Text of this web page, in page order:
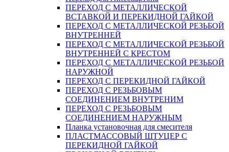
ПЕРЕХОД С МЕТАЛЛИЧЕСКОЙ
ВСТАВКОЙ И ПЕРЕКИДНОЙ ГАЙКОЙ
ПЕРЕХОД С МЕТАЛЛИЧЕСКОЙ РЕЗЬБОЙ
ВНУТРЕННЕЙ
ПЕРЕХОД С МЕТАЛЛИЧЕСКОЙ РЕЗЬБОЙ
ВНУТРЕННЕЙ С КРЕСТОМ
ПЕРЕХОД С МЕТАЛЛИЧЕСКОЙ РЕЗЬБОЙ
НАРУЖНОЙ
ПЕРЕХОД С ПЕРЕКИДНОЙ ГАЙКОЙ
ПЕРЕХОД С РЕЗЬБОВЫМ
СОЕДИНЕНИЕМ ВНУТРЕНИМ
ПЕРЕХОД С РЕЗЬБОВЫМ
СОЕДИНЕНИЕМ НАРУЖНЫМ
Планка установочная для смесителя
ПЛАСТМАССОВЫЙ ШТУЦЕР С
ПЕРЕКИДНОЙ ГАЙКОЙ